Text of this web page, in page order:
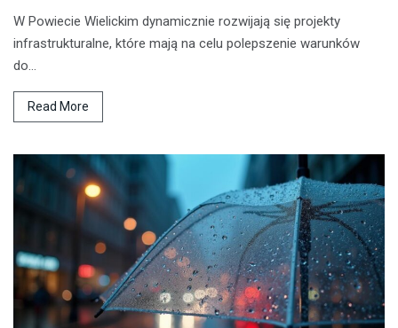
W Powiecie Wielickim dynamicznie rozwijają się projekty
infrastrukturalne, które mają na celu polepszenie warunków
do…
Read More